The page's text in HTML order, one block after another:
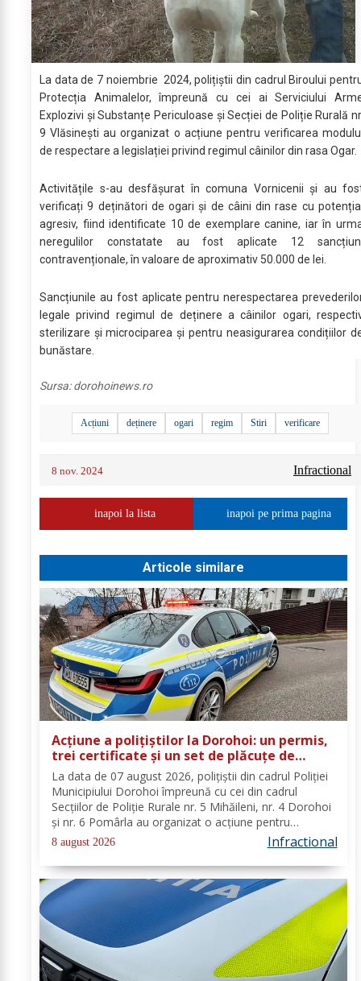
La data de 7 noiembrie 2024, polițiștii din cadrul Biroului
Protecția Animalelor, împreună cu cei ai Serviciului
Explozivi și Substanțe Periculoase și Secției de Poliție Rurală
9 Vlăsinești au organizat o acțiune pentru verificarea
de respectare a legislației privind regimul câinilor din rasa Ogar.
Activitățile s-au desfășurat în comuna Vornicenii și au
verificați 9 deținători de ogari și de câini din rase cu
agresiv, fiind identificate 10 de exemplare canine, iar în
neregulilor constatate au fost aplicate 12
contravenționale, în valoare de aproximativ 50.000 de lei.
Sancțiunile au fost aplicate pentru nerespectarea
legale privind regimul de deținere a câinilor ogari,
sterilizare și microciparea și pentru neasigurarea condițiilor
bunăstare.
Sursa:dorohoinews.ro
Acțiuni deținere ogari regim Stiri verificare
8 nov. 2024 Infractional
inapoi la lista inapoi pe prima pagina
Articole similare
Acțiune a polițiștilor la Dorohoi: un permis,
trei certificate și un set de plăcuțe de
înmatriculare reținute
La data de 07 august 2026, polițiștii din cadrul Poliției
Municipiului Dorohoi împreună cu cei din cadrul
Secțiilor de Poliție Rurale nr. 5 Mihăileni, nr. 4 Dorohoi
și nr. 6 Pomârla au organizat o acțiune pentru
prevenirea și combaterea faptelor de natură penală și
contravențională, verificarea...
8 august 2026 Infractional